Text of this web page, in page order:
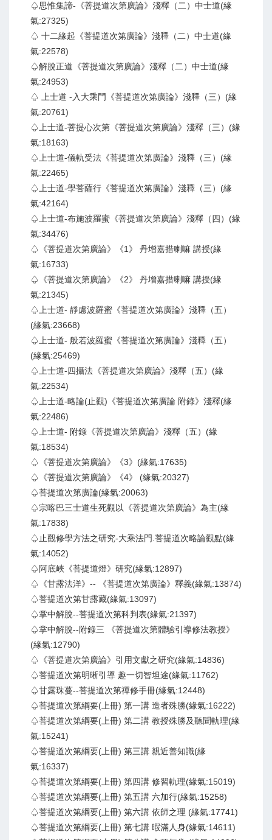
♤思惟集諦-《菩提道次第廣論》淺釋（二）中士道(緣
氣:27325)
♤ 十二緣起《菩提道次第廣論》淺釋（二）中士道(緣
氣:22578)
♤解脫正道《菩提道次第廣論》淺釋（二）中士道(緣
氣:24953)
♤ 上士道 -入大乘門《菩提道次第廣論》淺釋（三）(緣
氣:20761)
♤上士道-菩提心次第《菩提道次第廣論》淺釋（三）(緣
氣:18163)
♤上士道-儀軌受法《菩提道次第廣論》淺釋（三）(緣
氣:22465)
♤上士道-學菩薩行《菩提道次第廣論》淺釋（三）(緣
氣:42164)
♤上士道-布施波羅蜜《菩提道次第廣論》淺釋（四）(緣
氣:34476)
♤《菩提道次第廣論》《1》 丹增嘉措喇嘛 講授(緣
氣:16733)
♤《菩提道次第廣論》《2》 丹增嘉措喇嘛 講授(緣
氣:21345)
♤上士道- 靜慮波羅蜜《菩提道次第廣論》淺釋（五）
(緣氣:23668)
♤上士道- 般若波羅蜜《菩提道次第廣論》淺釋（五）
(緣氣:25469)
♤上士道-四攝法《菩提道次第廣論》淺釋（五）(緣
氣:22534)
♤上士道-略論(止觀)《菩提道次第廣論 附錄》淺釋(緣
氣:22486)
♤上士道- 附錄《菩提道次第廣論》淺釋（五）(緣
氣:18534)
♤《菩提道次第廣論》《3》(緣氣:17635)
♤《菩提道次第廣論》《4》 (緣氣:20327)
♤菩提道次第廣論(緣氣:20063)
♤宗喀巴三士道生死觀以《菩提道次第廣論》為主(緣
氣:17838)
♤止觀修學方法之研究-大乘法門.菩提道次略論觀點(緣
氣:14052)
♤阿底峽《菩提道燈》研究(緣氣:12897)
♤《甘露法洋》-- 《菩提道次第廣論》釋義(緣氣:13874)
♤菩提道次第甘露藏(緣氣:13097)
♤掌中解脫--菩提道次第科判表(緣氣:21397)
♤掌中解脫--附錄三 《菩提道次第體驗引導修法教授》
(緣氣:12790)
♤《菩提道次第廣論》引用文獻之研究(緣氣:14836)
♤菩提道次第明晰引導 趣一切智坦途(緣氣:11762)
♤甘露珠蔓--菩提道次第禪修手冊(緣氣:12448)
♤菩提道次第綱要(上冊) 第一講 造者殊勝(緣氣:16222)
♤菩提道次第綱要(上冊) 第二講 教授殊勝及聽聞軌理(緣
氣:15241)
♤菩提道次第綱要(上冊) 第三講 親近善知識(緣
氣:16337)
♤菩提道次第綱要(上冊) 第四講 修習軌理(緣氣:15019)
♤菩提道次第綱要(上冊) 第五講 六加行(緣氣:15258)
♤菩提道次第綱要(上冊) 第六講 依師之理 (緣氣:17741)
♤菩提道次第綱要(上冊) 第七講 暇滿人身(緣氣:14611)